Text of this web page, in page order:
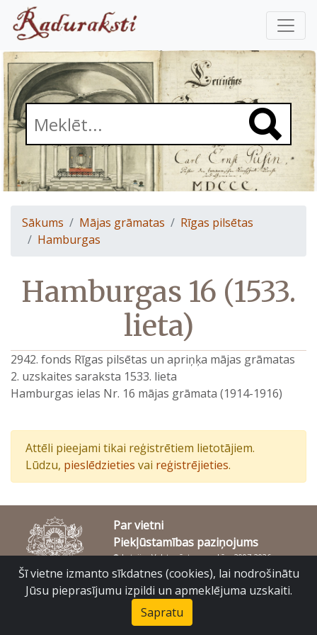
Sākums Mājas grāmatas
Rīgas pilsētas
Hamburgas
Hamburgas 16 (1533.
lieta)
2942. fonds Rīgas pilsētas un apriņķa mājas grāmatas
2. uzskaites saraksta 1533. lieta
Hamburgas ielas Nr. 16 mājas grāmata (1914-1916)
Attēli pieejami tikai reģistrētiem lietotājiem.
Lūdzu, pieslēdzieties vai reģistrējieties.
Par vietni
Piekļūstamības paziņojums
© Latvijas Valsts vēstures arhīvs 2007-2026
Slokas iela 16, Rīga, LV – 1048
Šī vietne izmanto sīkdatnes (cookies), lai nodrošinātu
Jūsu pieprasījumu izpildi un apmeklējuma uzskaiti.
Sapratu